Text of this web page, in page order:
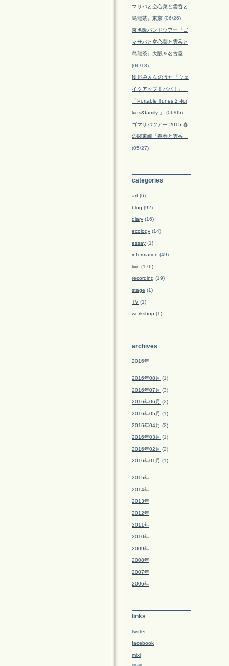
マサバと空心菜と雲呑と
烏龍茶』東京 (06/26)
東名阪バンドツアー『ゴ
マサバと空心菜と雲呑と
烏龍茶』大阪＆名古屋
(06/18)
NHKみんなのうた「ウェ
イクアップ！パパ！」、
「Portable Tunes 2 -for
kids&family-」 (06/05)
ゴマサバツアー 2015 春
の関東編「春巻と雲呑」
(05/27)
categories
art (6)
blog (92)
diary (16)
ecology (14)
essay (1)
information (49)
live (176)
recording (19)
stage (1)
TV (1)
workshop (1)
archives
2016年
2016年08月 (1)
2016年07月 (3)
2016年06月 (2)
2016年05月 (1)
2016年04月 (2)
2016年03月 (1)
2016年02月 (2)
2016年01月 (1)
2015年
2014年
2013年
2012年
2011年
2010年
2009年
2008年
2007年
2006年
links
twitter
facebook
mixi